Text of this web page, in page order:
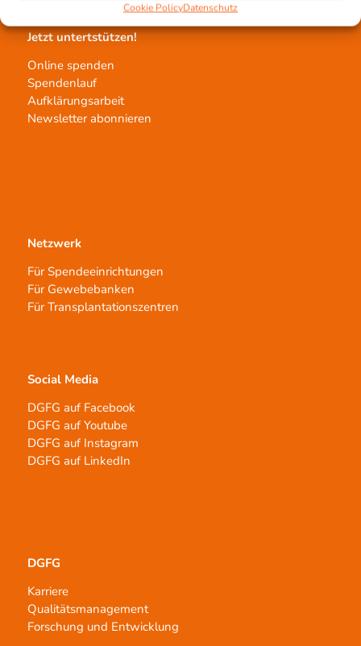
Cookie PolicyDatenschutz
Jetzt untertstützen!
Online spenden
Spendenlauf
Aufklärungsarbeit
Newsletter abonnieren
Netzwerk
Für Spendeeinrichtungen
Für Gewebebanken
Für Transplantationszentren
Social Media
DGFG auf Facebook
DGFG auf Youtube
DGFG auf Instagram
DGFG auf LinkedIn
DGFG
Karriere
Qualitätsmanagement
Forschung und Entwicklung